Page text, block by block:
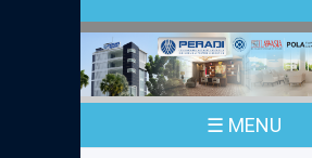
☰ MENU
Sejarah
Pusat Bantuan Hukum
Peraturan
PKPA
UPA